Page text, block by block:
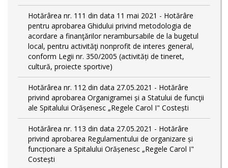
Hotărârea nr. 111 din data 11 mai 2021 - Hotărâre
pentru aprobarea Ghidului privind metodologia de
acordare a finanţărilor nerambursabile de la bugetul
local, pentru activităţi nonprofit de interes general,
conform Legii nr. 350/2005 (activități de tineret,
cultură, proiecte sportive)
Hotărârea nr. 112 din data 27.05.2021 - Hotărâre
privind aprobarea Organigramei și a Statului de funcţii
ale Spitalului Orășenesc „Regele Carol I" Costești
Hotărârea nr. 113 din data 27.05.2021 - Hotărâre
privind aprobarea Regulamentului de organizare și
funcționare a Spitalului Orășenesc „Regele Carol I"
Costești